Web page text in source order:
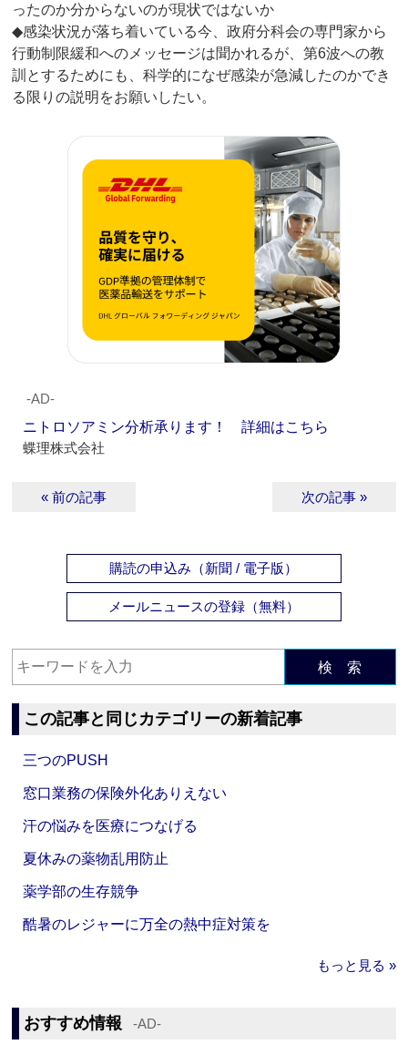
ったのか分からないのが現状ではないか
◆感染状況が落ち着いている今、政府分科会の専門家から
行動制限緩和へのメッセージは聞かれるが、第6波への教
訓とするためにも、科学的になぜ感染が急減したのかでき
る限りの説明をお願いしたい。
‐AD‐
ニトロソアミン分析承ります！ 詳細はこちら
蝶理株式会社
« 前の記事 次の記事 »
購読の申込み（新聞 / 電子版）
メールニュースの登録（無料）
検 索
この記事と同じカテゴリーの新着記事
三つのPUSH
窓口業務の保険外化ありえない
汗の悩みを医療につなげる
夏休みの薬物乱用防止
薬学部の生存競争
酷暑のレジャーに万全の熱中症対策を
もっと見る »
おすすめ情報 ‐AD‐